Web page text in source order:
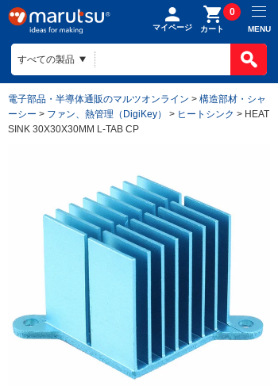
マイページ カート
0
MENU
電子部品・半導体通販のマルツオンライン > 構造部材・シャ
ーシー > ファン、熱管理（DigiKey） > ヒートシンク > HEAT
SINK 30X30X30MM L-TAB CP